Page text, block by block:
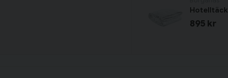
895 kr